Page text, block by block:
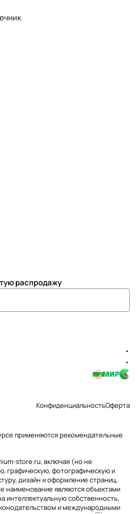
распродажу
КонфиденциальностьОферта
применяютсярекомендательные
store.ru, включая (но не
графическую, фотографическую и
дизайн и оформление страниц,
наименование являются объектами
интеллектуальную собственность,
и международными